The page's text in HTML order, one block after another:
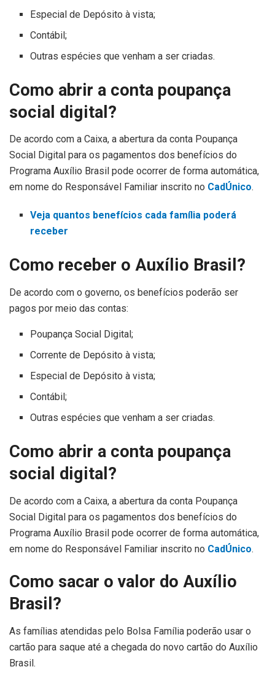
Especial de Depósito à vista;
Contábil;
Outras espécies que venham a ser criadas.
Como abrir a conta poupança
social digital?
De acordo com a Caixa, a abertura da conta Poupança
Social Digital para os pagamentos dos benefícios do
Programa Auxílio Brasil pode ocorrer de forma automática,
em nome do Responsável Familiar inscrito no CadÚnico.
Veja quantos benefícios cada família poderá
receber
Como receber o Auxílio Brasil?
De acordo com o governo, os benefícios poderão ser
pagos por meio das contas:
Poupança Social Digital;
Corrente de Depósito à vista;
Especial de Depósito à vista;
Contábil;
Outras espécies que venham a ser criadas.
Como abrir a conta poupança
social digital?
De acordo com a Caixa, a abertura da conta Poupança
Social Digital para os pagamentos dos benefícios do
Programa Auxílio Brasil pode ocorrer de forma automática,
em nome do Responsável Familiar inscrito no CadÚnico.
Como sacar o valor do Auxílio
Brasil?
As famílias atendidas pelo Bolsa Família poderão usar o
cartão para saque até a chegada do novo cartão do Auxílio
Brasil.